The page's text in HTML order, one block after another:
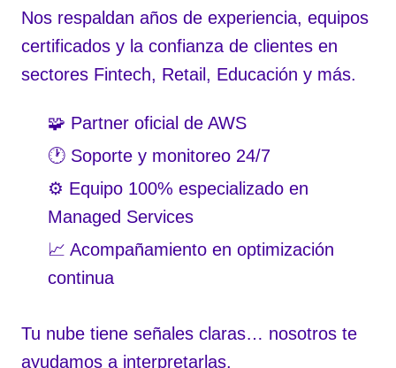
Nos respaldan años de experiencia, equipos
certificados y la confianza de clientes en
sectores Fintech, Retail, Educación y más.
🧩 Partner oficial de AWS
🕐 Soporte y monitoreo 24/7
⚙️ Equipo 100% especializado en
Managed Services
📈 Acompañamiento en optimización
continua
Tu nube tiene señales claras… nosotros te
ayudamos a interpretarlas.